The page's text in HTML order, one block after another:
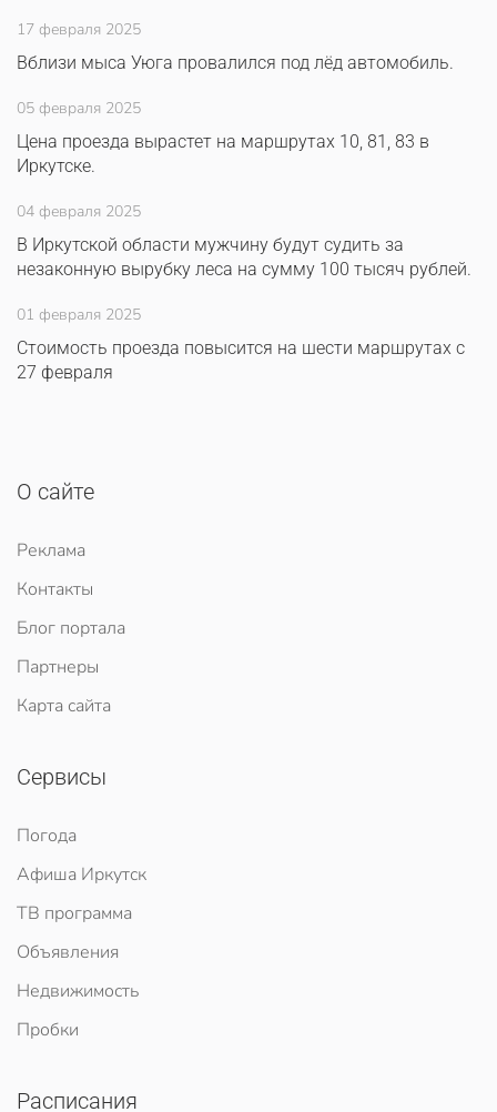
17 февраля 2025
Вблизи мыса Уюга провалился под лёд автомобиль.
05 февраля 2025
Цена проезда вырастет на маршрутах 10, 81, 83 в
Иркутске.
04 февраля 2025
В Иркутской области мужчину будут судить за
незаконную вырубку леса на сумму 100 тысяч рублей.
01 февраля 2025
Стоимость проезда повысится на шести маршрутах с
27 февраля
О сайте
Реклама
Контакты
Блог портала
Партнеры
Карта сайта
Сервисы
Погода
Афиша Иркутск
ТВ программа
Объявления
Недвижимость
Пробки
Расписания